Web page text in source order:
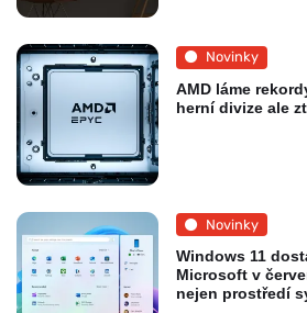
Novinky
AMD láme
herní divize ale
Novinky
Windows 11
Microsoft v
nejen prostředí